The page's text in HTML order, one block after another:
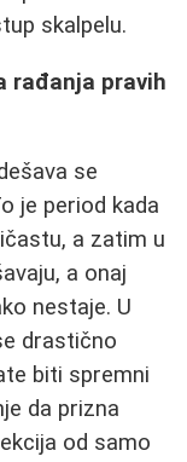
skalpelu.
rađanja pravih
se
je period kada
a zatim u
a onaj
nestaje. U
drastično
biti spremni
da prizna
od samo